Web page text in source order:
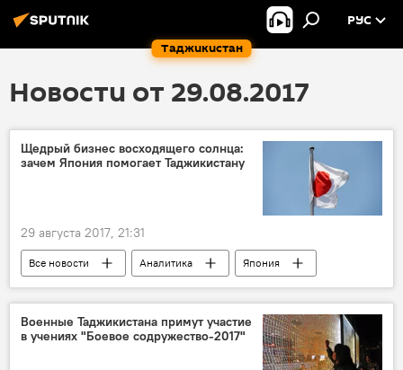
Таджикистан
РУС
Новости от 29.08.2017
Щедрый бизнес восходящего солнца:
зачем Япония помогает Таджикистану
29 августа 2017, 21:31
Все новости Аналитика
Япония
развитие
финансы Таджикистан
Военные Таджикистана примут участие
в учениях "Боевое содружество-2017"